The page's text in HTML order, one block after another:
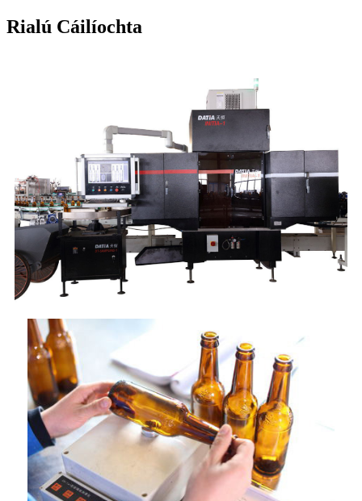
Rialú Cáilíochta